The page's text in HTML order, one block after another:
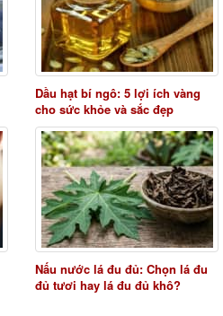
Dầu hạt bí ngô: 5 lợi ích vàng
cho sức khỏe và sắc đẹp
Nấu nước lá đu đủ: Chọn lá đu
đủ tươi hay lá đu đủ khô?